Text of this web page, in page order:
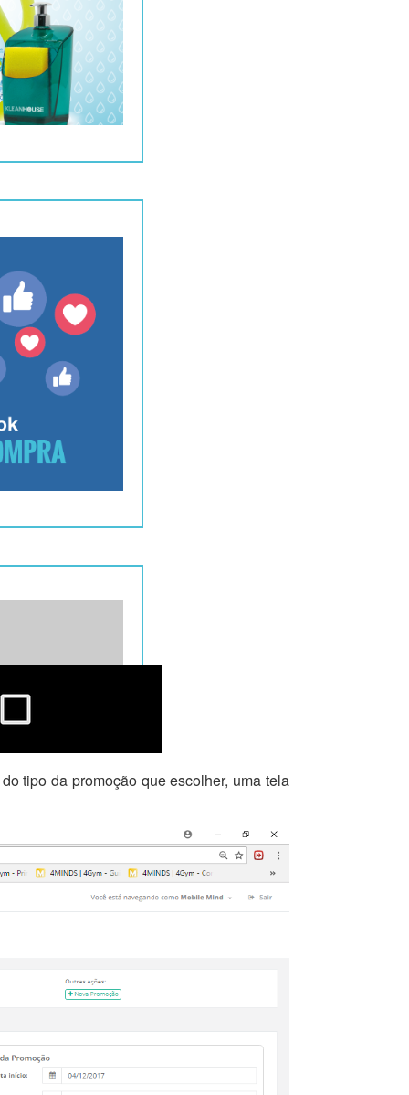
tipo da promoção que escolher, uma tela